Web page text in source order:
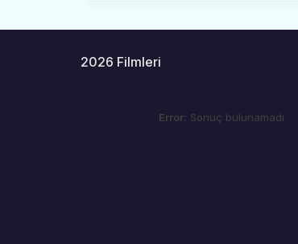
2026 Filmleri
Error: Sonuç bulunamadı